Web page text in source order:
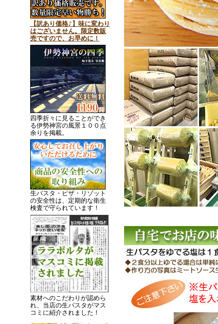
【訳あり価格♪】味に変わり
はございません。限定数販
売ですので、お早めに！
四季折々に見ることができ
る伊勢神宮の風景１００点
余りを掲載。
生パスタ・ピザ・リゾット
の安全性は、定期的な衛生
検査で守られています！
素材へのこだわりが認めら
れ、当店の生パスタがマス
コミに紹介されました！